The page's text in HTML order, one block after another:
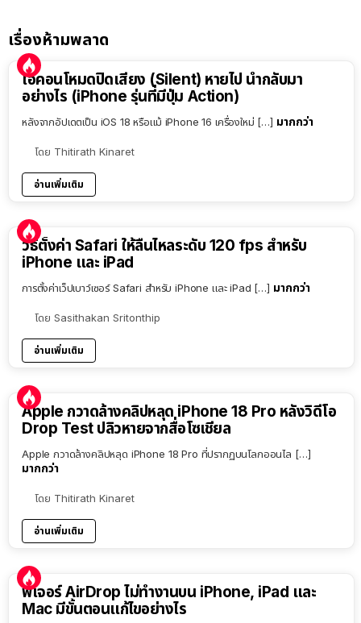
เรื่องห้ามพลาด
ไอคอนโหมดปิดเสียง (Silent) หายไป นำกลับมา
อย่างไร (iPhone รุ่นที่มีปุ่ม Action)
หลังจากอัปเดตเป็น iOS 18 หรือแม้ iPhone 16 เครื่องใหม่ […] มากกว่า
โดย Thitirath Kinaret
อ่านเพิ่มเติม
วิธีตั้งค่า Safari ให้ลื่นไหลระดับ 120 fps สำหรับ
iPhone และ iPad
การตั้งค่าเว็ปเบาว์เซอร์ Safari สำหรับ iPhone และ iPad […] มากกว่า
โดย Sasithakan Sritonthip
อ่านเพิ่มเติม
Apple กวาดล้างคลิปหลุด iPhone 18 Pro หลังวิดีโอ
Drop Test ปลิวหายจากสื่อโซเชียล
Apple กวาดล้างคลิปหลุด iPhone 18 Pro ที่ปรากฏบนโลกออนไล […]
มากกว่า
โดย Thitirath Kinaret
อ่านเพิ่มเติม
ฟีเจอร์ AirDrop ไม่ทำงานบน iPhone, iPad และ
Mac มีขั้นตอนแก้ไขอย่างไร